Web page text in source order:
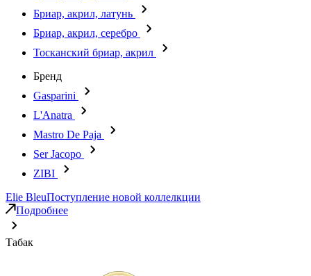
Бриар, акрил, латунь
Бриар, акрил, серебро
Тосканский бриар, акрил
Бренд
Gasparini
L'Anatra
Mastro De Paja
Ser Jacopo
ZIBI
Elie BleuПоступление новой коллелкции
Подробнее
Табак